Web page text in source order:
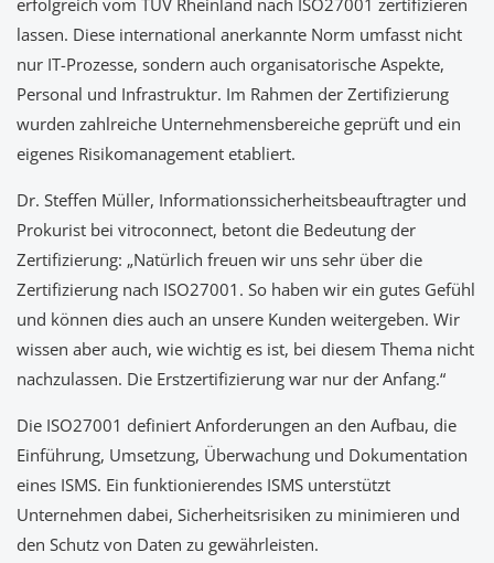
erfolgreich vom TÜV Rheinland nach ISO27001 zertifizieren
lassen. Diese international anerkannte Norm umfasst nicht
nur IT-Prozesse, sondern auch organisatorische Aspekte,
Personal und Infrastruktur. Im Rahmen der Zertifizierung
wurden zahlreiche Unternehmensbereiche geprüft und ein
eigenes Risikomanagement etabliert.
Dr. Steffen Müller, Informationssicherheitsbeauftragter und
Prokurist bei vitroconnect, betont die Bedeutung der
Zertifizierung: „Natürlich freuen wir uns sehr über die
Zertifizierung nach ISO27001. So haben wir ein gutes Gefühl
und können dies auch an unsere Kunden weitergeben. Wir
wissen aber auch, wie wichtig es ist, bei diesem Thema nicht
nachzulassen. Die Erstzertifizierung war nur der Anfang.“
Die ISO27001 definiert Anforderungen an den Aufbau, die
Einführung, Umsetzung, Überwachung und Dokumentation
eines ISMS. Ein funktionierendes ISMS unterstützt
Unternehmen dabei, Sicherheitsrisiken zu minimieren und
den Schutz von Daten zu gewährleisten.